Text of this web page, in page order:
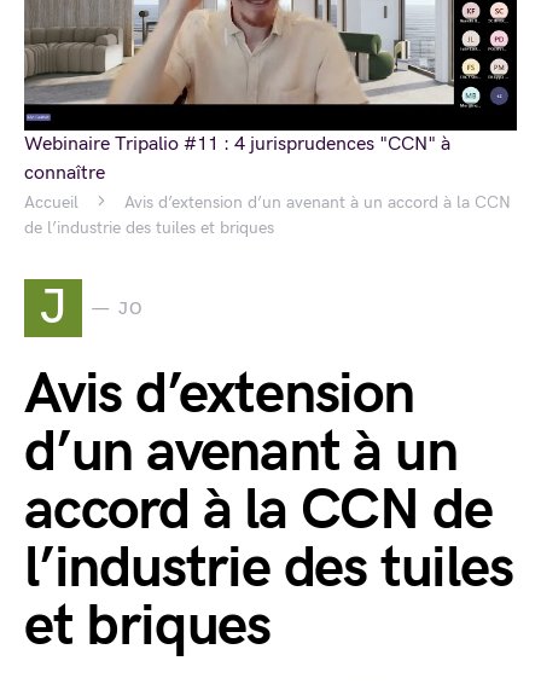
Accueil
Avis d’extension d’un avenant à un accord à la CCN
de l’industrie des tuiles et briques
J JO
Avis d’extension
d’un avenant à un
accord à la CCN de
l’industrie des tuiles
et briques
Webinaire Tripalio #11 : 4 jurisprudences "CCN" à
connaître